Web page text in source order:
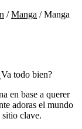
/ Manga /Manga
todo bien?
en base a querer
adoras el mundo
sitio clave.